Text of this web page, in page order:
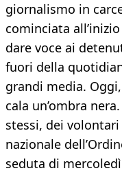
giornalismo in
cominciata
dare voce ai
fuori della
grandi media.
cala un’ombra
stessi, dei
nazionale
seduta di